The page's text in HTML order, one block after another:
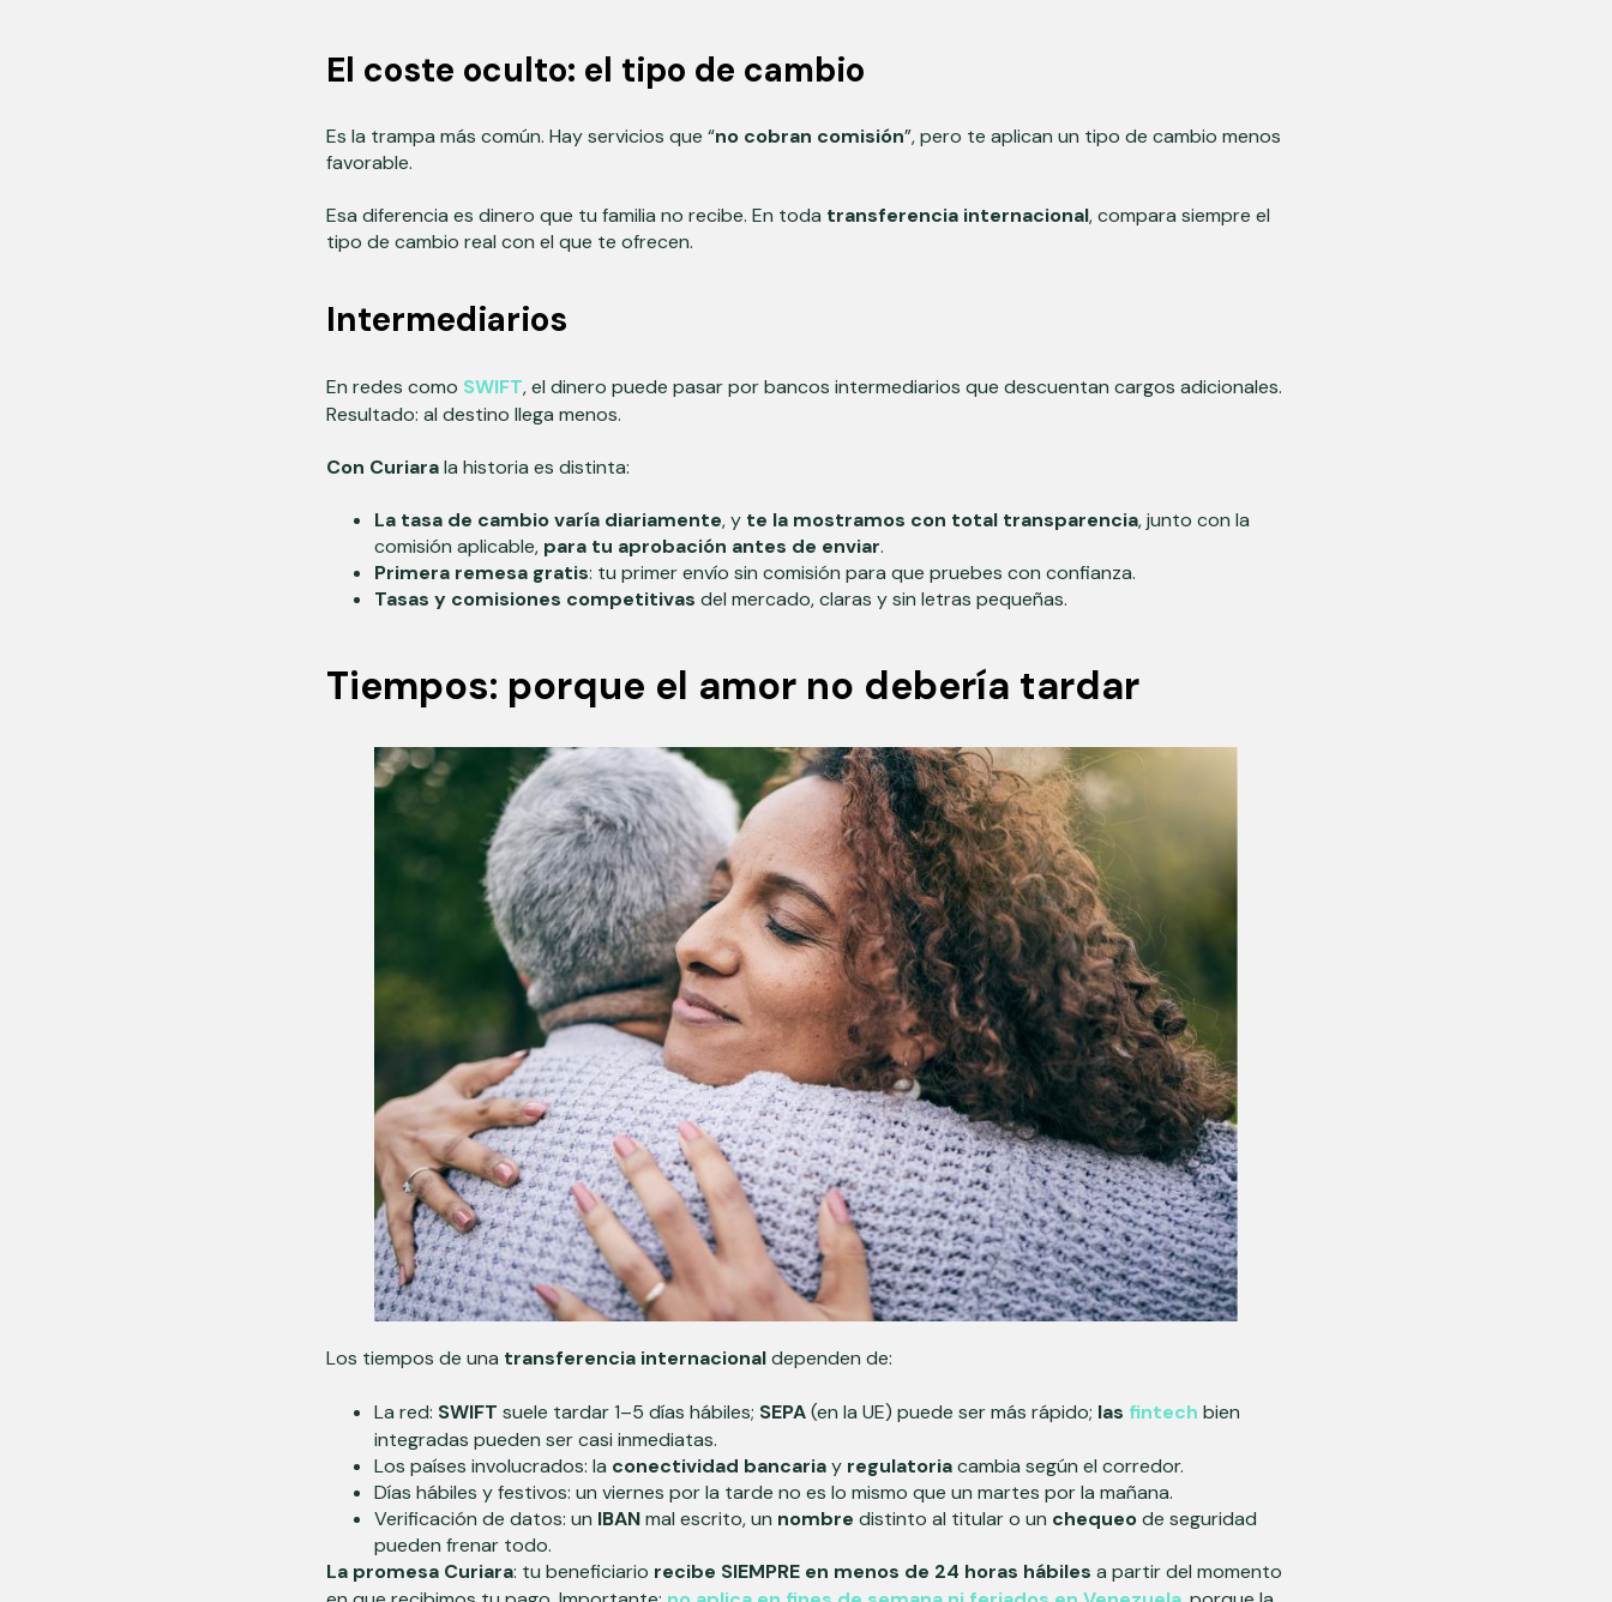
El coste oculto: el tipo de cambio
Es la trampa más común. Hay servicios que “no cobran comisión”, pero te aplican un tipo de cambio menos
favorable.
Esa diferencia es dinero que tu familia no recibe. En toda transferencia internacional, compara siempre el
tipo de cambio real con el que te ofrecen.
Intermediarios
En redes como SWIFT, el dinero puede pasar por bancos intermediarios que descuentan cargos adicionales.
Resultado: al destino llega menos.
Con Curiarala historia es distinta:
La tasa de cambio varía diariamente, y te la mostramos con total transparencia, junto con la
comisión aplicable, para tu aprobación antes de enviar.
Primera remesa gratis: tu primer envío sin comisión para que pruebes con confianza.
Tasas y comisiones competitivas del mercado, claras y sin letras pequeñas.
Tiempos: porque el amor no debería tardar
Los tiempos de una transferencia internacionaldependen de:
La red: SWIFT suele tardar 1–5 días hábiles; SEPA(en la UE) puede ser más rápido; las fintech bien
integradas pueden ser casi inmediatas.
Los países involucrados: la conectividad bancariay regulatoriacambia según el corredor.
Días hábiles y festivos: un viernes por la tarde no es lo mismo que un martes por la mañana.
Verificación de datos: un IBANmal escrito, un nombre distinto al titular o un chequeode seguridad
pueden frenar todo.
La promesa Curiara: tu beneficiario recibe SIEMPRE en menos de 24 horas hábiles a partir del momento